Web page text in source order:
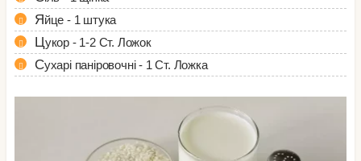
Яйце - 1 штука
Цукор - 1-2 Ст. Ложок
Сухарі паніровочні - 1 Ст. Ложка